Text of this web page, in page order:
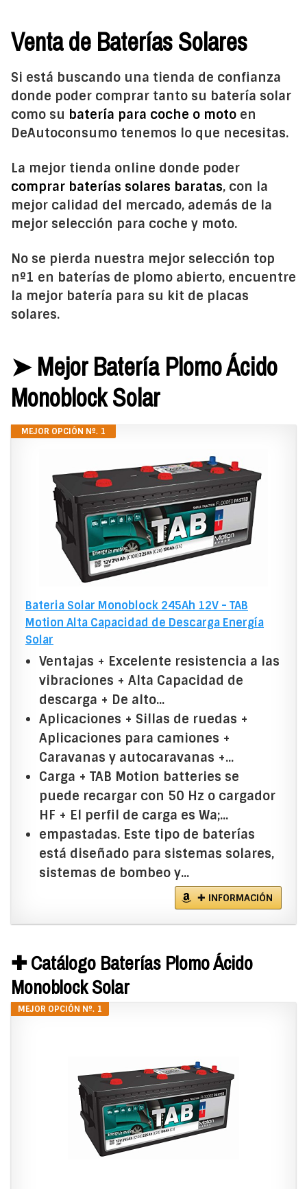
Venta de Baterías Solares
Si está buscando una tienda de confianza
donde poder comprar tanto su batería solar
como su batería para coche o moto en
DeAutoconsumo tenemos lo que necesitas.
La mejor tienda online donde poder
comprar baterías solares baratas, con la
mejor calidad del mercado, además de la
mejor selección para coche y moto.
No se pierda nuestra mejor selección top
nº1 en baterías de plomo abierto, encuentre
la mejor batería para su kit de placas
solares.
➤ Mejor Batería Plomo Ácido
Monoblock Solar
MEJOR OPCIÓN Nº. 1
Bateria Solar Monoblock 245Ah 12V - TAB
Motion Alta Capacidad de Descarga Energía
Solar
Ventajas + Excelente resistencia a las
vibraciones + Alta Capacidad de
descarga + De alto...
Aplicaciones + Sillas de ruedas +
Aplicaciones para camiones +
Caravanas y autocaravanas +...
Carga + TAB Motion batteries se
puede recargar con 50 Hz o cargador
HF + El perfil de carga es Wa;...
empastadas. Este tipo de baterías
está diseñado para sistemas solares,
sistemas de bombeo y...
✚ INFORMACIÓN
✚ Catálogo Baterías Plomo Ácido
Monoblock Solar
MEJOR OPCIÓN Nº. 1